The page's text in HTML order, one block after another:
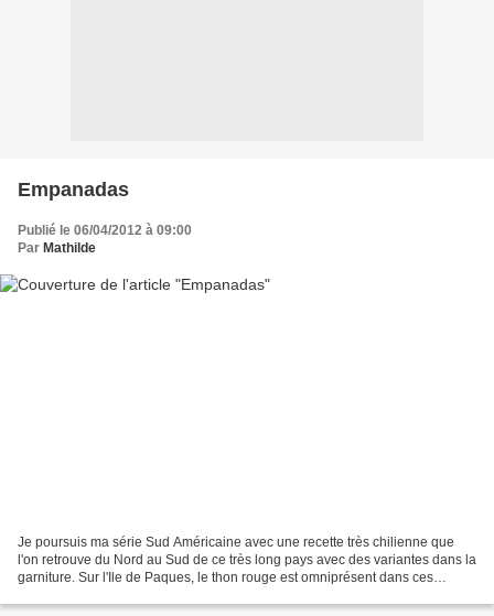
Empanadas
Publié le 06/04/2012 à 09:00
Par Mathilde
Je poursuis ma série Sud Américaine avec une recette très chilienne que
l'on retrouve du Nord au Sud de ce très long pays avec des variantes dans la
garniture. Sur l'Ile de Paques, le thon rouge est omniprésent dans ces